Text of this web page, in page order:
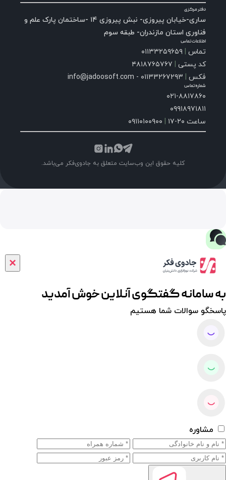
دفتر مرکزی
ساری-خیابان پیروزی- نبش پیروزی ۱۴ -ساختمان پارک علم و
فناوری استان مازندران- طبقه سوم
اطلاعات تماس
تماس | ۰۱۱۳۳۲۵۹۶۵۹
کد پستی | ۴۸۱۸۷۶۵۷۶۷
فکس | ۰۱۱۳۳۲۶۷۲۹۳ - info@jadoosoft.com
شماره تماس
۰۲۱-۸۸۱۷۸۶۰
۰۹۹۱۸۹۷۱۸۱۱
ساعت ۲۰-۱۷
| ۰۹۱۱۰۱۰۰۹۰۰
کلیه حقوق این وب‌سایت متعلق به جادوی‌فکر می‌باشد.
×
به سامانه گفتگوی آنلاین خوش آمدید
پاسخگو سوالات شما هستیم
مشاوره